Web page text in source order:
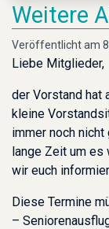
Weitere
Veröffentlicht am
Liebe Mitglieder,
der Vorstand hat
kleine
immer noch
lange Zeit um es
wir euch
Diese Termine
–